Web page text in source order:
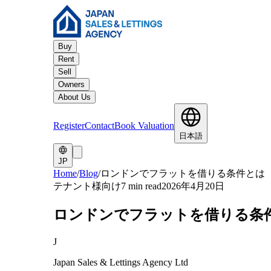
Buy
Rent
Sell
Owners
About Us
RegisterContactBook Valuation
日本語
JP
Home/Blog/ロンドンでフラットを借りる条件とは
テナント様向け7 min read2026年4月20日
ロンドンでフラットを借りる条
J
Japan Sales & Lettings Agency Ltd